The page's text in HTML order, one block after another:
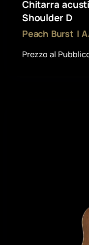
Chitarra
Shoulder D
Peach Burst |
Prezzo al